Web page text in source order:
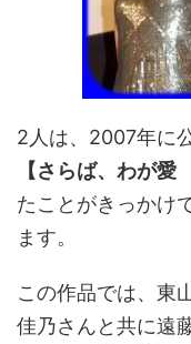
2人は、2007年に
【さらば、わが愛
たことがきっかけ
ます。
この作品では、東
佳乃さんと共に遠